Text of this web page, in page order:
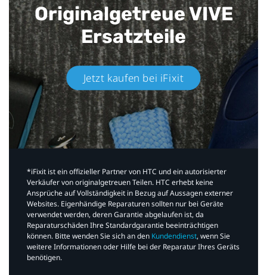
Originalgetreue VIVE
Ersatzteile
Jetzt kaufen bei iFixit​
*iFixit ist ein offizieller Partner von HTC und ein autorisierter
Verkäufer von originalgetreuen Teilen. HTC erhebt keine
Ansprüche auf Vollständigkeit in Bezug auf Aussagen externer
Websites. Eigenhändige Reparaturen sollten nur bei Geräte
verwendet werden, deren Garantie abgelaufen ist, da
Reparaturschäden Ihre Standardgarantie beeinträchtigen
können. Bitte wenden Sie sich an den Kundendienst, wenn Sie
weitere Informationen oder Hilfe bei der Reparatur Ihres Geräts
benötigen.​